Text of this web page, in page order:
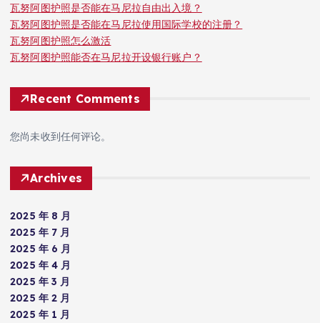
瓦努阿图护照是否能在马尼拉自由出入境？
瓦努阿图护照是否能在马尼拉使用国际学校的注册？
瓦努阿图护照怎么激活
瓦努阿图护照能否在马尼拉开设银行账户？
Recent Comments
您尚未收到任何评论。
Archives
2025 年 8 月
2025 年 7 月
2025 年 6 月
2025 年 4 月
2025 年 3 月
2025 年 2 月
2025 年 1 月